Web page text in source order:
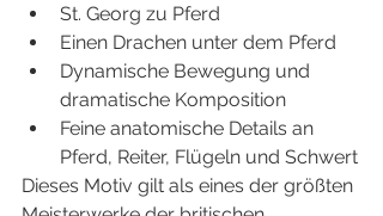
St. Georg zu Pferd
Einen Drachen unter dem Pferd
Dynamische Bewegung und
dramatische Komposition
Feine anatomische Details an
Pferd, Reiter, Flügeln und Schwert
Dieses Motiv gilt als eines der größten